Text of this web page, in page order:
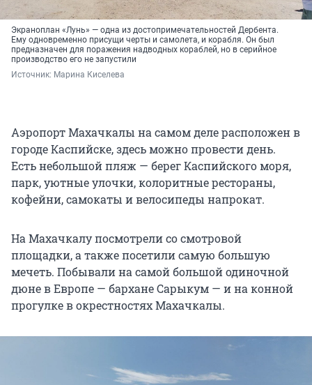
Экраноплан «Лунь» — одна из достопримечательностей Дербента.
Ему одновременно присущи черты и самолета, и корабля. Он был
предназначен для поражения надводных кораблей, но в серийное
производство его не запустили
Источник: Марина Киселева
Аэропорт Махачкалы на самом деле расположен в
городе Каспийске, здесь можно провести день.
Есть небольшой пляж — берег Каспийского моря,
парк, уютные улочки, колоритные рестораны,
кофейни, самокаты и велосипеды напрокат.
На Махачкалу посмотрели со смотровой
площадки, а также посетили самую большую
мечеть. Побывали на самой большой одиночной
дюне в Европе — бархане Сарыкум — и на конной
прогулке в окрестностях Махачкалы.